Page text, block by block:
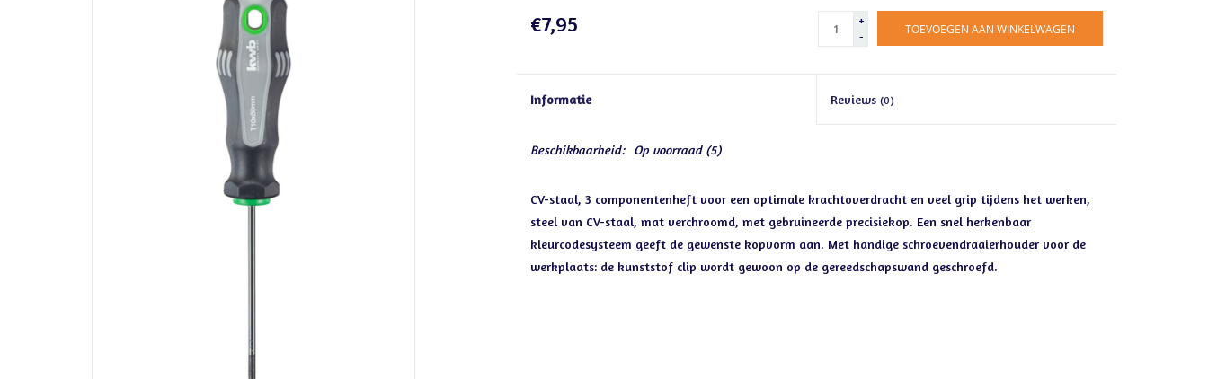
€7,95
+
-
TOEVOEGEN AAN WINKELWAGEN
Informatie Reviews(0)
Beschikbaarheid: Op voorraad(5)
CV-staal, 3 componentenheft voor een optimale krachtoverdracht en veel grip tijdens het werken,
steel van CV-staal, mat verchroomd, met gebruineerde precisiekop. Een snel herkenbaar
kleurcodesysteem geeft de gewenste kopvorm aan. Met handige schroevendraaierhouder voor de
werkplaats: de kunststof clip wordt gewoon op de gereedschapswand geschroefd.